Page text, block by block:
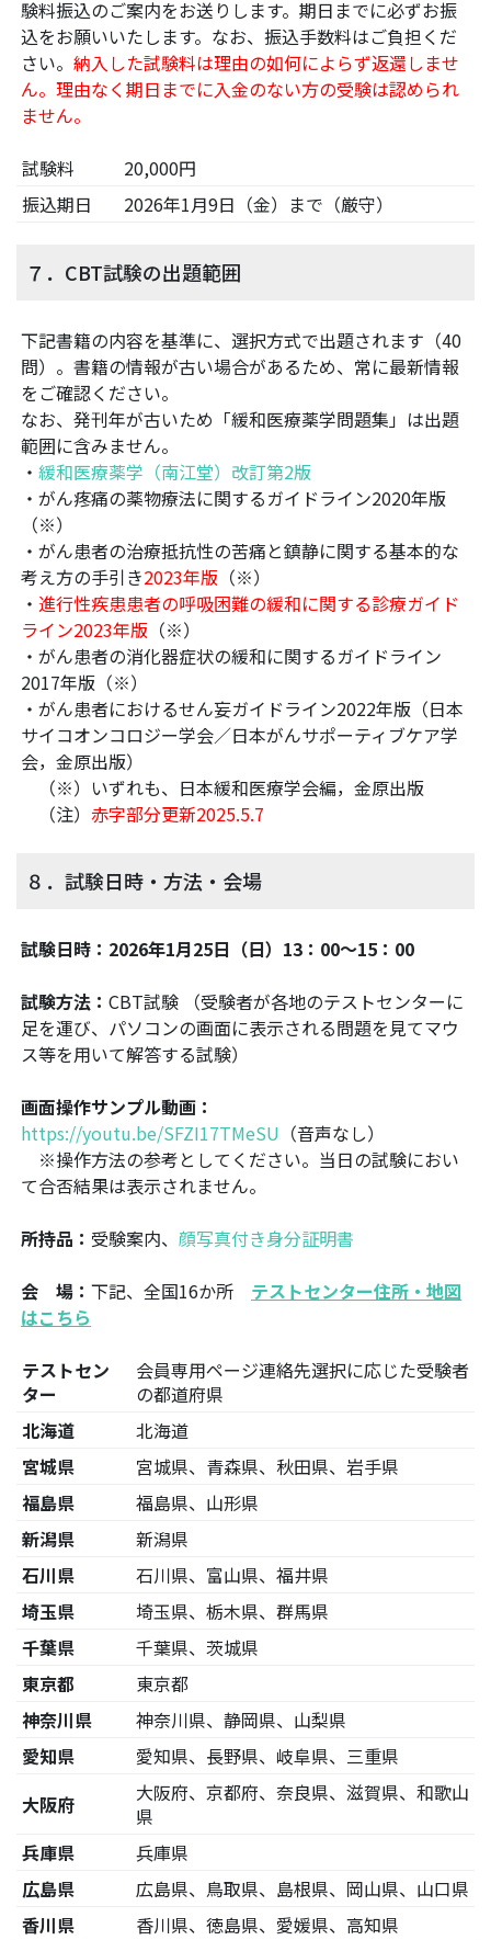
験料振込のご案内をお送りします。期日までに必ずお振
込をお願いいたします。なお、振込手数料はご負担くだ
さい。 納入した試験料は理由の如何によらず返還しませ
ん。理由なく期日までに入金のない方の受験は認められ
ません。
試験料
20,000円
振込期日
2026年1月9日（金）まで（厳守）
７．CBT試験の出題範囲
下記書籍の内容を基準に、選択方式で出題されます（40
問）。書籍の情報が古い場合があるため、常に最新情報
をご確認ください。
なお、発刊年が古いため「緩和医療薬学問題集」は出題
範囲に含みません。
・ 緩和医療薬学（南江堂）改訂第2版
・がん疼痛の薬物療法に関するガイドライン2020年版
（※）
・がん患者の治療抵抗性の苦痛と鎮静に関する基本的な
考え方の手引き2023年版 （※）
・ 進行性疾患患者の呼吸困難の緩和に関する診療ガイド
ライン2023年版 （※）
・がん患者の消化器症状の緩和に関するガイドライン
2017年版（※）
・がん患者におけるせん妄ガイドライン2022年版（日本
サイコオンコロジー学会／日本がんサポーティブケア学
会，金原出版）
（※）いずれも、日本緩和医療学会編，金原出版
（注） 赤字部分更新2025.5.7
８．試験日時・方法・会場
試験日時：2026年1月25日（日）13：00～15：00
試験方法： CBT試験 （受験者が各地のテストセンターに
足を運び、パソコンの画面に表示される問題を見てマウ
ス等を用いて解答する試験）
画面操作サンプル動画：
https://youtu.be/SFZI17TMeSU （音声なし）
※操作方法の参考としてください。当日の試験におい
て合否結果は表示されません。
所持品： 受験案内、 顔写真付き身分証明書
会 場： 下記、全国16か所 テストセンター住所・地図
はこちら
テストセン
ター
会員専用ページ連絡先選択に応じた受験者
の都道府県
北海道
北海道
宮城県
宮城県、青森県、秋田県、岩手県
福島県
福島県、山形県
新潟県
新潟県
石川県
石川県、富山県、福井県
埼玉県
埼玉県、栃木県、群馬県
千葉県
千葉県、茨城県
東京都
東京都
神奈川県
神奈川県、静岡県、山梨県
愛知県
愛知県、長野県、岐阜県、三重県
大阪府
大阪府、京都府、奈良県、滋賀県、和歌山
県
兵庫県
兵庫県
広島県
広島県、鳥取県、島根県、岡山県、山口県
香川県
香川県、徳島県、愛媛県、高知県